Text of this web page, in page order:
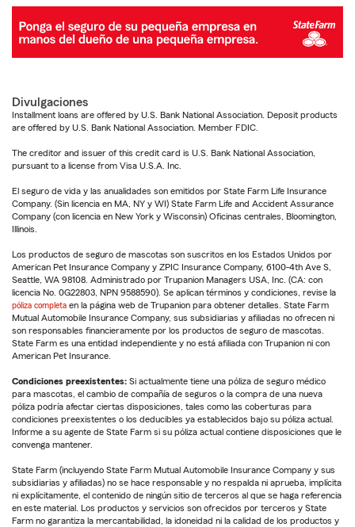
Divulgaciones
Installment loans are offered by U.S. Bank National Association. Deposit products
are offered by U.S. Bank National Association. Member FDIC.
The creditor and issuer of this credit card is U.S. Bank National Association,
pursuant to a license from Visa U.S.A. Inc.
El seguro de vida y las anualidades son emitidos por State Farm Life Insurance
Company. (Sin licencia en MA, NY y WI) State Farm Life and Accident Assurance
Company (con licencia en New York y Wisconsin) Oficinas centrales, Bloomington,
Illinois.
Los productos de seguro de mascotas son suscritos en los Estados Unidos por
American Pet Insurance Company y ZPIC Insurance Company, 6100-4th Ave S,
Seattle, WA 98108. Administrado por Trupanion Managers USA, Inc. (CA: con
licencia No. 0G22803, NPN 9588590). Se aplican términos y condiciones, revise la
póliza completa en la página web de Trupanion para obtener detalles. State Farm
Mutual Automobile Insurance Company, sus subsidiarias y afiliadas no ofrecen ni
son responsables financieramente por los productos de seguro de mascotas.
State Farm es una entidad independiente y no está afiliada con Trupanion ni con
American Pet Insurance.
Condiciones preexistentes: Si actualmente tiene una póliza de seguro médico
para mascotas, el cambio de compañía de seguros o la compra de una nueva
póliza podría afectar ciertas disposiciones, tales como las coberturas para
condiciones preexistentes o los deducibles ya establecidos bajo su póliza actual.
Informe a su agente de State Farm si su póliza actual contiene disposiciones que le
convenga mantener.
State Farm (incluyendo State Farm Mutual Automobile Insurance Company y sus
subsidiarias y afiliadas) no se hace responsable y no respalda ni aprueba, implícita
ni explícitamente, el contenido de ningún sitio de terceros al que se haga referencia
en este material. Los productos y servicios son ofrecidos por terceros y State
Farm no garantiza la mercantabilidad, la idoneidad ni la calidad de los productos y